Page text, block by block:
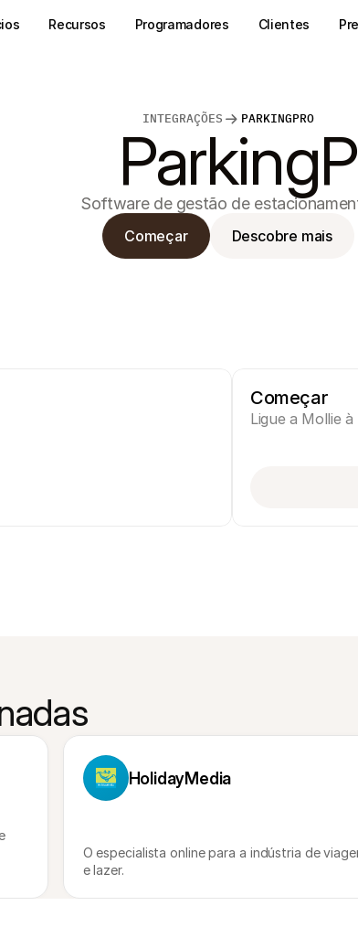
INTEGRAÇÕES PARKINGPRO
Software de gestão de
Começar Descobre mais
Começar
Ligue a Mollie
HolidayMedia
O especialista online para a indústria de
e lazer.
Recursos Programadores Clientes